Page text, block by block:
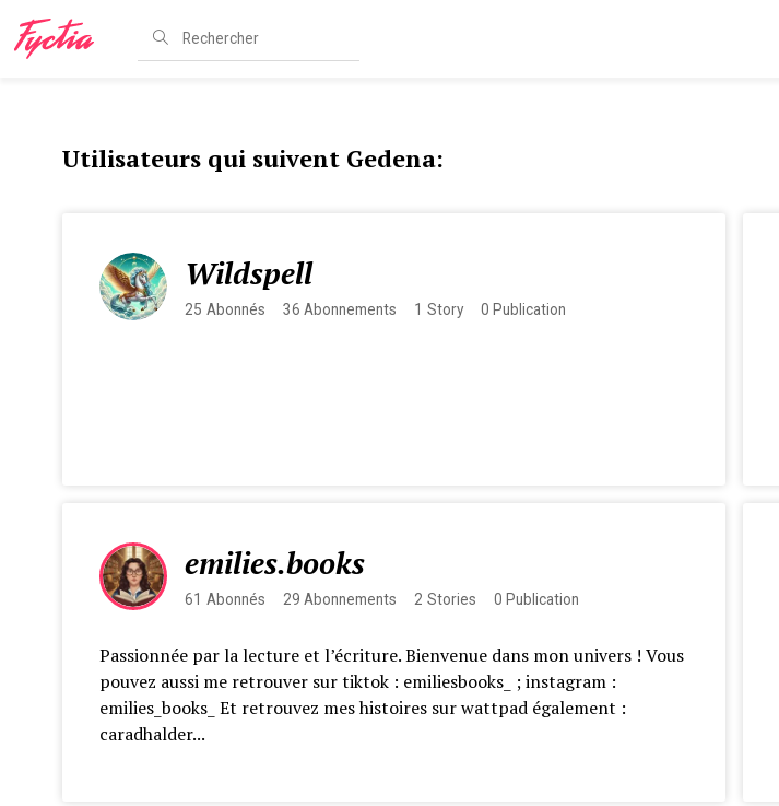
Utilisateurs qui suivent Gedena:
Wildspell
25 Abonnés 36 Abonnements 1 Story 0 Publication
emilies.books
61 Abonnés 29 Abonnements 2 Stories 0 Publication
Passionnée par la lecture et l’écriture. Bienvenue dans mon univers ! Vous
pouvez aussi me retrouver sur tiktok : emiliesbooks_ ; instagram :
emilies_books_ Et retrouvez mes histoires sur wattpad également :
caradhalder...